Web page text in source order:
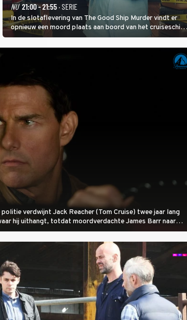
NU 21:00 - 21:55· SERIE
In de slotaflevering van The Good Ship Murder vindt er
opnieuw een moord plaats aan boord van het cruiseschip,
waarbij dit keer een bemanningslid het slachtoffer is en
kapitein Marlowe de dader lijkt te zijn.
verdwijnt Jack Reacher (Tom Cruise) twee jaar lang
hij uithangt, totdat moordverdachte James Barr naar